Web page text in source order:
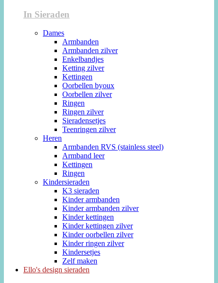
In Sieraden
Dames
Armbanden
Armbanden zilver
Enkelbandjes
Ketting zilver
Kettingen
Oorbellen byoux
Oorbellen zilver
Ringen
Ringen zilver
Sieradensetjes
Teenringen zilver
Heren
Armbanden RVS (stainless steel)
Armband leer
Kettingen
Ringen
Kindersieraden
K3 sieraden
Kinder armbanden
Kinder armbanden zilver
Kinder kettingen
Kinder kettingen zilver
Kinder oorbellen zilver
Kinder ringen zilver
Kindersetjes
Zelf maken
Ello's design sieraden